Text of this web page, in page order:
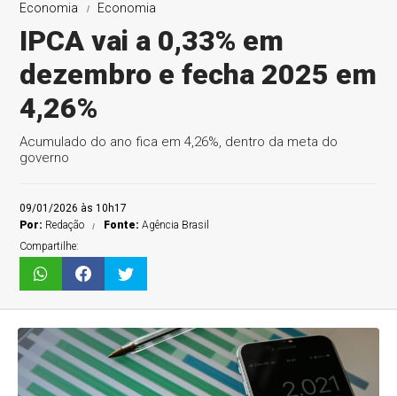
Economia Economia
IPCA vai a 0,33% em
dezembro e fecha 2025 em
4,26%
Acumulado do ano fica em 4,26%, dentro da meta do
governo
09/01/2026 às 10h17
Por: Redação Fonte:Agência Brasil
Compartilhe: